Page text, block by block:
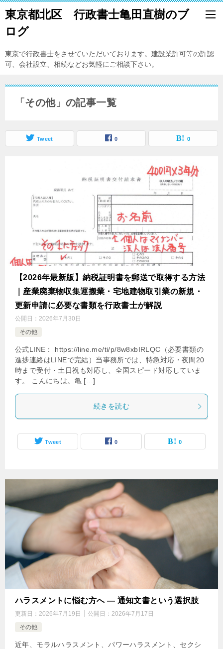
東京都北区 行政書士亀田直樹のブ
ログ
東京で行政書士をさせていただいております。建設業許可等の許認
可、会社設立、相続などお気軽にご相談下さい。
「その他」の記事一覧
Tweet 0 0
【2026年最新版】納税証明書を郵送で取得する方法
｜産業廃棄物収集運搬業・宅地建物取引業の新規・
更新申請に必要な書類を行政書士が解説
公開日： 2026年7月30日
その他
公式LINE： https://line.me/ti/p/8w8xbIRLQC（必要書類の
進捗連絡はLINEで完結）当事務所では、特急対応・夜間20
時まで受付・土日祝も対応し、全国スピード対応していま
す。 こんにちは。亀 […]
続きを読む
Tweet 0 0
ハラスメントに悩む方へ ― 通知文書という選択肢
更新日： 2026年7月19日 公開日： 2026年7月17日
その他
近年、モラルハラスメント、パワーハラスメント、セクシ